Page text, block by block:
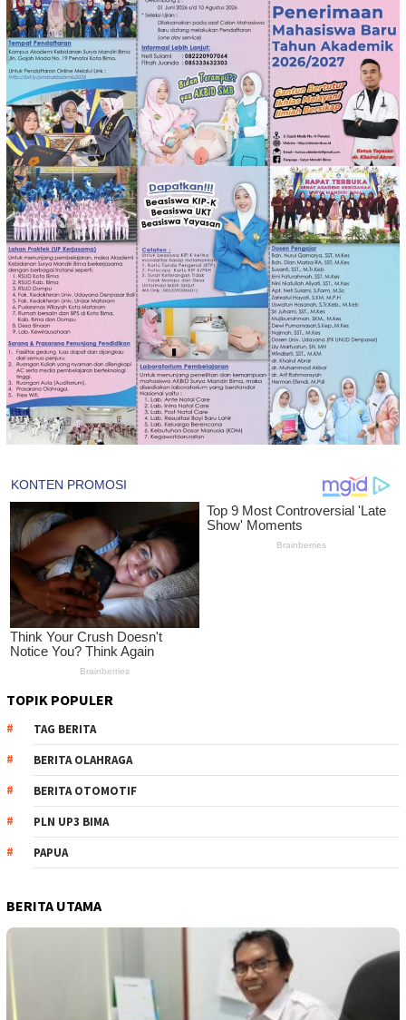
TOPIK POPULER
TAG BERITA
BERITA OLAHRAGA
BERITA OTOMOTIF
PLN UP3 BIMA
PAPUA
BERITA UTAMA